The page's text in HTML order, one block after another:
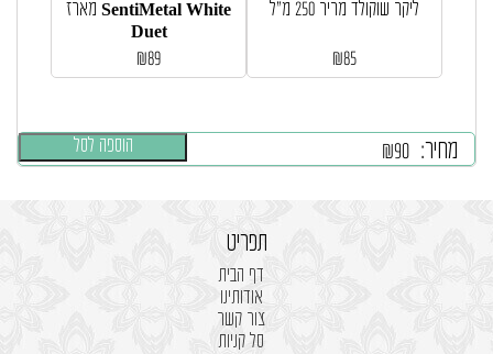
מחיר: ₪90 הוספה לסל
מארז SentiMetal White
Duet
₪89
ליקר שוקולד מריר 250 מ”ל
₪85
תפריט
דף הבית
אודותינו
צור קשר
סל קניות